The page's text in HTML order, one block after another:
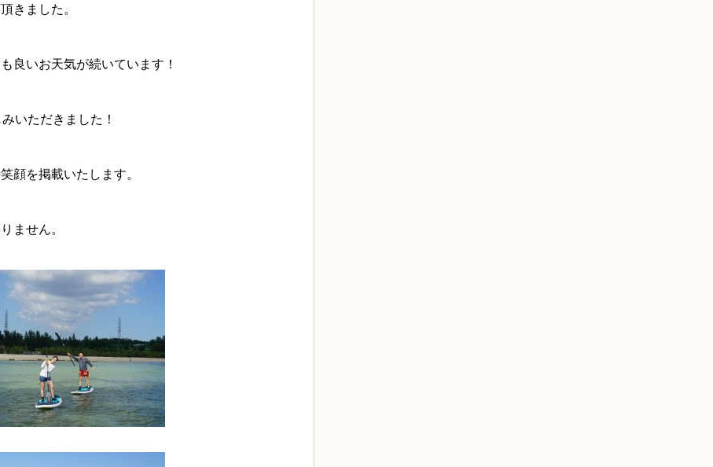
きました。
良いお天気が続いています！
いただきました！
顔を掲載いたします。
ません。